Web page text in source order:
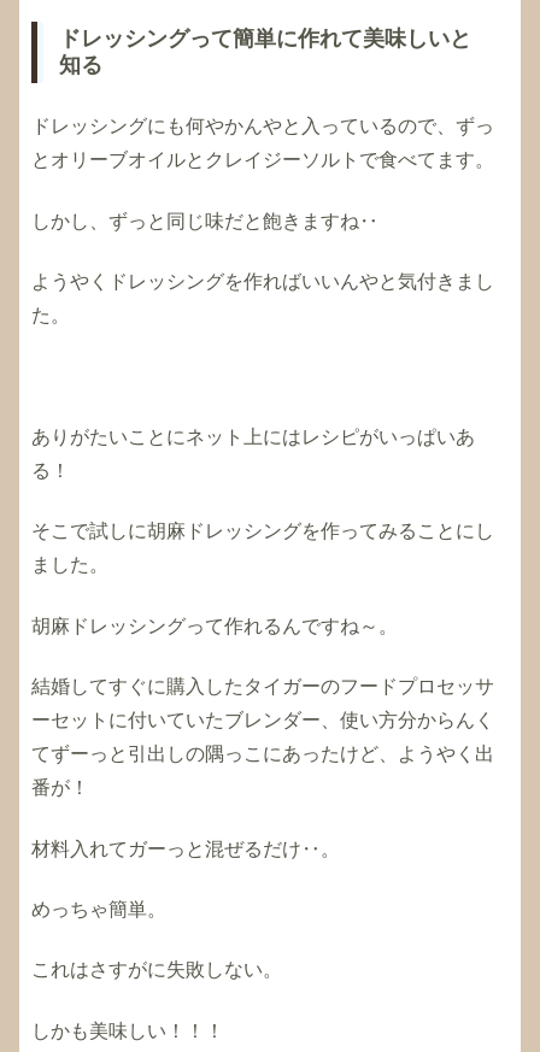
ドレッシングって簡単に作れて美味しいと
知る
ドレッシングにも何やかんやと入っているので、ずっ
とオリーブオイルとクレイジーソルトで食べてます。
しかし、ずっと同じ味だと飽きますね‥
ようやくドレッシングを作ればいいんやと気付きまし
た。
ありがたいことにネット上にはレシピがいっぱいあ
る！
そこで試しに胡麻ドレッシングを作ってみることにし
ました。
胡麻ドレッシングって作れるんですね～。
結婚してすぐに購入したタイガーのフードプロセッサ
ーセットに付いていたブレンダー、使い方分からんく
てずーっと引出しの隅っこにあったけど、ようやく出
番が！
材料入れてガーっと混ぜるだけ‥。
めっちゃ簡単。
これはさすがに失敗しない。
しかも美味しい！！！